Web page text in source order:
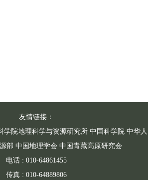
友情链接：
学院地理科学与资源研究所 中国科学院 中华人
部 中国地理学会 中国青藏高原研究会
电话 : 010-64861455
传真 : 010-64889806